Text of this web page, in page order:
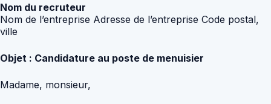
Nom du recruteur
Nom de l’entreprise Adresse de l’entreprise Code postal,
ville
Objet : Candidature au poste de menuisier
Madame, monsieur,